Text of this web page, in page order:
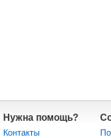
Нужна помощь?
Контакты